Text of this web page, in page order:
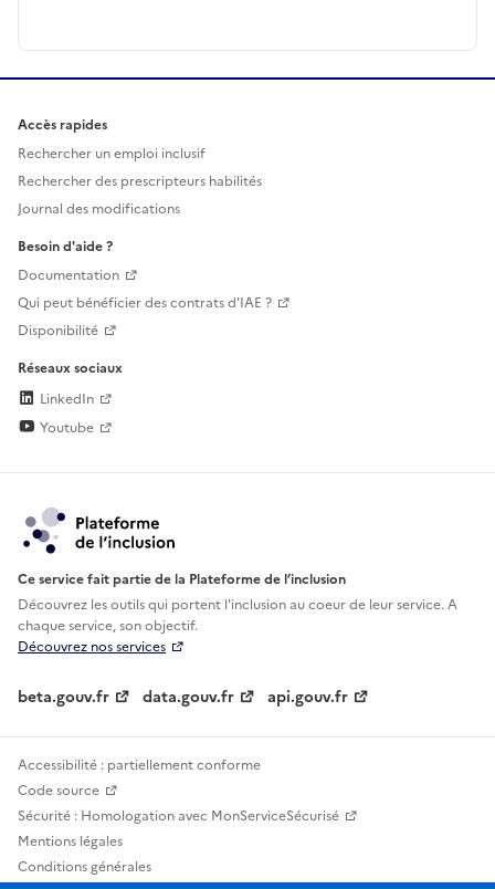
Accès rapides
Rechercher un emploi inclusif
Rechercher des prescripteurs habilités
Journal des modifications
Besoin d'aide ?
Documentation
Qui peut bénéficier des contrats d'IAE ?
Disponibilité
Réseaux sociaux
LinkedIn
Youtube
Ce service fait partie de la Plateforme de l’inclusion
Découvrez les outils qui portent l'inclusion aucoeur de leur service. A
chaque service, son objectif.
Découvrez nos services
beta.gouv.fr data.gouv.fr api.gouv.fr
Accessibilité : partiellement conforme
Code source
Sécurité : Homologation avec MonServiceSécurisé
Mentions légales
Conditions générales